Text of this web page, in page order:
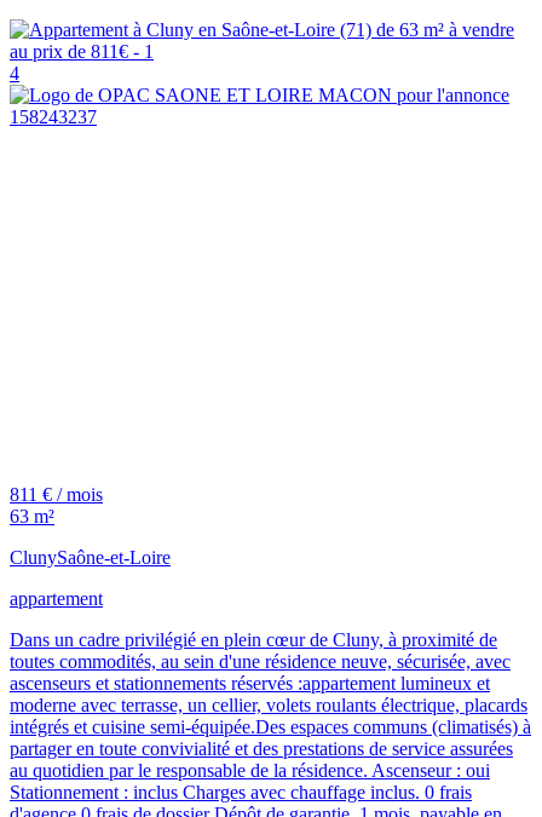
4
811 € / mois
63 m²
ClunySaône-et-Loire
appartement
Dans un cadre privilégié en plein cœur de Cluny, à proximité de
toutes commodités, au sein d'une résidence neuve, sécurisée, avec
ascenseurs et stationnements réservés :appartement lumineux et
moderne avec terrasse, un cellier, volets roulants électrique, placards
intégrés et cuisine semi-équipée.Des espaces communs (climatisés) à
partager en toute convivialité et des prestations de service assurées
au quotidien par le responsable de la résidence. Ascenseur : oui
Stationnement : inclus Charges avec chauffage inclus. 0 frais